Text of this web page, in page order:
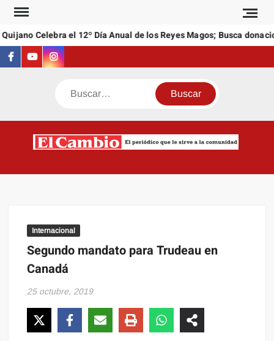
Saltar
contenidoCelebra el 12º Día Anual de los Reyes Magos; Busca
Facebook
YoutubeInstagram
Buscar
Internacional
Segundo mandato para Trudeau en
Canadá
25 octubre, 2019